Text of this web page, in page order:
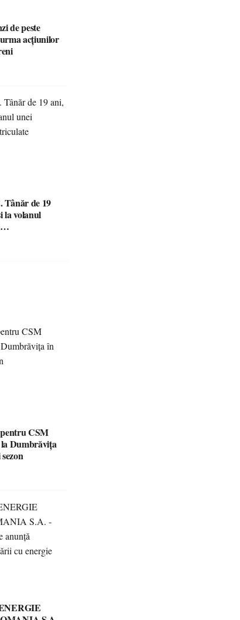
de peste
acțiunilor
de 19
la volanul
CSM
Dumbrăvița